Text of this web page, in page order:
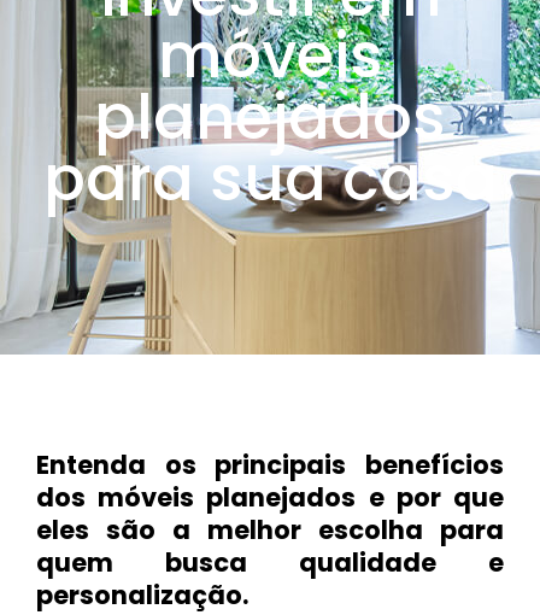
móveis
planejados
para sua casa
Entenda os principais benefícios
dos móveis planejados e por que
eles são a melhor escolha para
quem busca qualidade e
personalização.